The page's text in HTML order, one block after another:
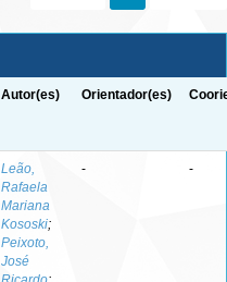
Autor(es) Orientador(es)
Leão,
Rafaela
Mariana
Kososki;
Peixoto,
José
- -